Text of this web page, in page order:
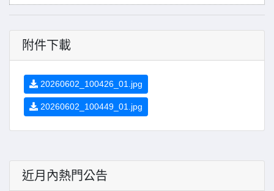
附件下載
20260602_100426_01.jpg
20260602_100449_01.jpg
近月內熱門公告